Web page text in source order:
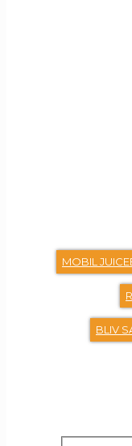
MOBIL
BLIV